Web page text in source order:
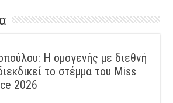
Η ομογενής με διεθνή
το στέμμα του Miss
2026